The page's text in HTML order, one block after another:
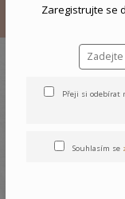
Souhlas se
Souhlas
osobních
Udělujete
Zaregistrujte se
Přeji si odebírat
Souhlasím se